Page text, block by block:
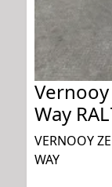
Way
VERNOOY
WAY